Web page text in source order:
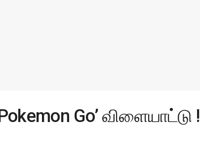
Go’ விளையாட்டு !